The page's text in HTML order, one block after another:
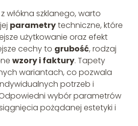
włókna szklanego, warto
parametrytechniczne, które
użytkowanie oraz efekt
cechy to grubość, rodzaj
wzory i faktury. Tapety
wariantach, co pozwala
potrzeb i
wybór parametrów
pożądanej estetyki i